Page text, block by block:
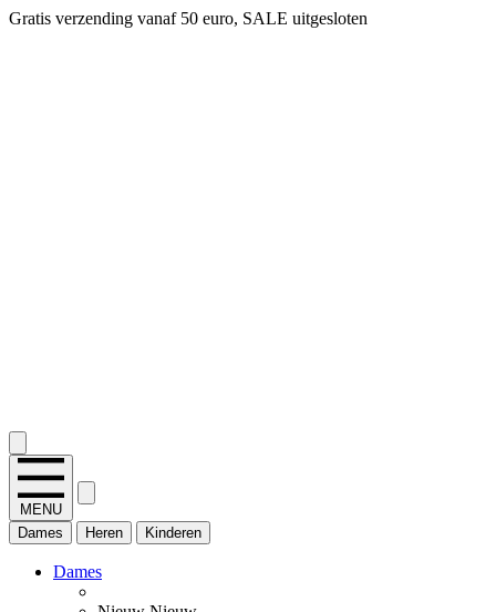
Gratis verzending vanaf 50 euro, SALE uitgesloten
MENU
Dames
Heren Kinderen
Dames